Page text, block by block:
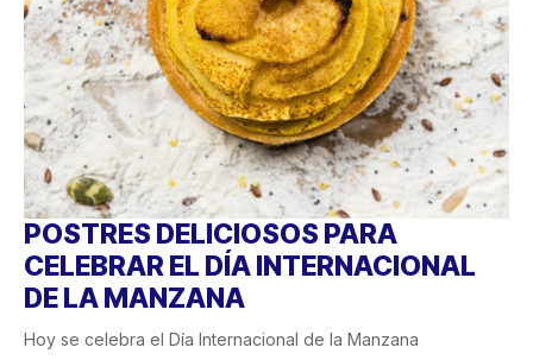
POSTRES DELICIOSOS PARA
CELEBRAR EL DÍA INTERNACIONAL
DE LA MANZANA
Hoy se celebra el Día Internacional de la Manzana